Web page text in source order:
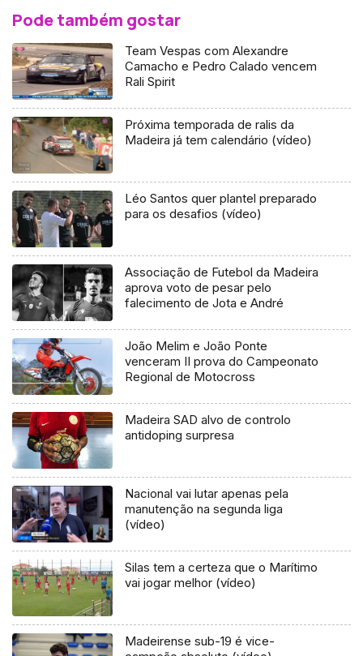
Pode também gostar
Team Vespas com Alexandre
Camacho e Pedro Calado vencem
Rali Spirit
Próxima temporada de ralis da
Madeira já tem calendário (vídeo)
Léo Santos quer plantel preparado
para os desafios (vídeo)
Associação de Futebol da Madeira
aprova voto de pesar pelo
falecimento de Jota e André
João Melim e João Ponte
venceram II prova do Campeonato
Regional de Motocross
Madeira SAD alvo de controlo
antidoping surpresa
Nacional vai lutar apenas pela
manutenção na segunda liga
(vídeo)
Silas tem a certeza que o Marítimo
vai jogar melhor (vídeo)
Madeirense sub-19 é vice-